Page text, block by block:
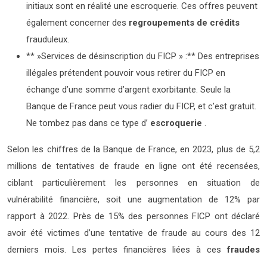
initiaux sont en réalité une escroquerie. Ces offres peuvent
également concerner des regroupements de crédits
frauduleux.
** »Services de désinscription du FICP » :** Des entreprises
illégales prétendent pouvoir vous retirer du FICP en
échange d’une somme d’argent exorbitante. Seule la
Banque de France peut vous radier du FICP, et c’est gratuit.
Ne tombez pas dans ce type d’ escroquerie .
Selon les chiffres de la Banque de France, en 2023, plus de 5,2
millions de tentatives de fraude en ligne ont été recensées,
ciblant particulièrement les personnes en situation de
vulnérabilité financière, soit une augmentation de 12% par
rapport à 2022. Près de 15% des personnes FICP ont déclaré
avoir été victimes d’une tentative de fraude au cours des 12
derniers mois. Les pertes financières liées à cesfraudes